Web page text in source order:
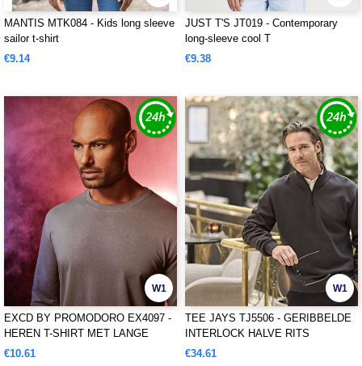
MANTIS MTK084 - Kids long sleeve
sailor t-shirt
€9.14
JUST T'S JT019 - Contemporary
long-sleeve cool T
€9.38
W1
EXCD BY PROMODORO EX4097 -
HEREN T-SHIRT MET LANGE
MOUWEN
€10.61
W1
TEE JAYS TJ5506 - GERIBBELDE
INTERLOCK HALVE RITS
€34.61